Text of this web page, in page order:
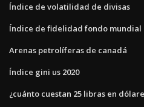
Índice de volatilidad de divisas
Índice de fidelidad fondo mundial
Arenas petrolíferas de canadá
Índice gini us 2020
¿cuánto cuestan 25 libras en